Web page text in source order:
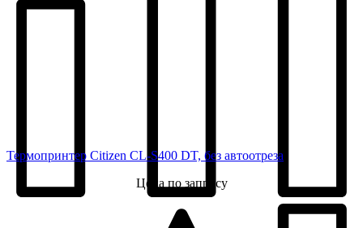
Термопринтер Citizen CL-S400 DT, без автоотреза
Цена по запросу